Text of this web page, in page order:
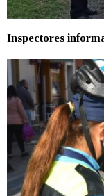
Inspectores